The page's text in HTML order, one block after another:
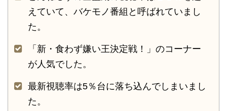
えていて、バケモノ番組と呼ばれていまし
た。
「新・食わず嫌い王決定戦！」のコーナー
が人気でした。
最新視聴率は5％台に落ち込んでしまいまし
た。